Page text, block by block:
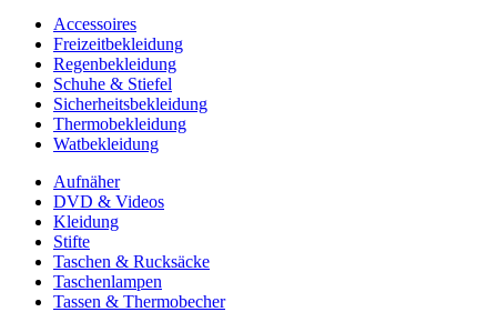
Accessoires
Freizeitbekleidung
Regenbekleidung
Schuhe & Stiefel
Sicherheitsbekleidung
Thermobekleidung
Watbekleidung
Aufnäher
DVD & Videos
Kleidung
Stifte
Taschen & Rucksäcke
Taschenlampen
Tassen & Thermobecher